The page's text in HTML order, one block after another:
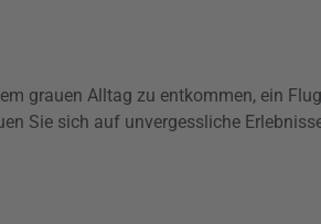
grauen Alltag zu entkommen, ein
Sie sich auf unvergessliche